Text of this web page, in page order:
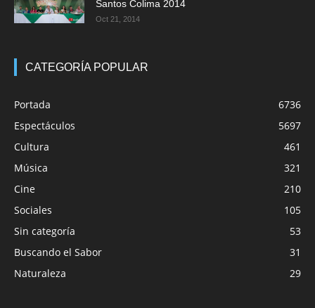
Santos Colima 2014
Oct 21, 2014
CATEGORÍA POPULAR
Portada
6736
Espectáculos
5697
Cultura
461
Música
321
Cine
210
Sociales
105
Sin categoría
53
Buscando el Sabor
31
Naturaleza
29